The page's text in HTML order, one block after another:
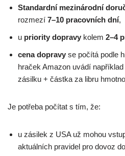
Standardní mezinárodní
rozmezí 7–10 pracovních dní,
u priority dopravy kolem 2–4
cena dopravy se počítá podle
hraček Amazon uvádí
zásilku + částka za libru
Je potřeba počítat s tím, že:
u zásilek z USA už mohou
aktuálních pravidel pro dovoz